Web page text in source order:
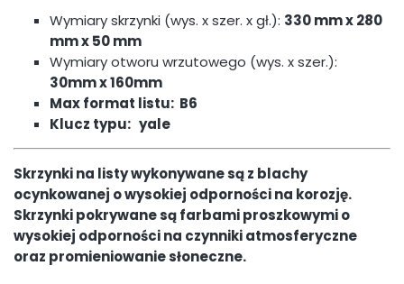
Wymiary skrzynki (wys. x szer. x gł.): 330 mm x 280
mm x 50 mm
Wymiary otworu wrzutowego (wys. x szer.):
30mm x 160mm
Max format listu: B6
Klucz typu: yale
Skrzynki na listy wykonywane są z blachy
ocynkowanej o wysokiej odporności na korozję.
Skrzynki pokrywane są farbami proszkowymi o
wysokiej odporności na czynniki atmosferyczne
oraz promieniowanie słoneczne.